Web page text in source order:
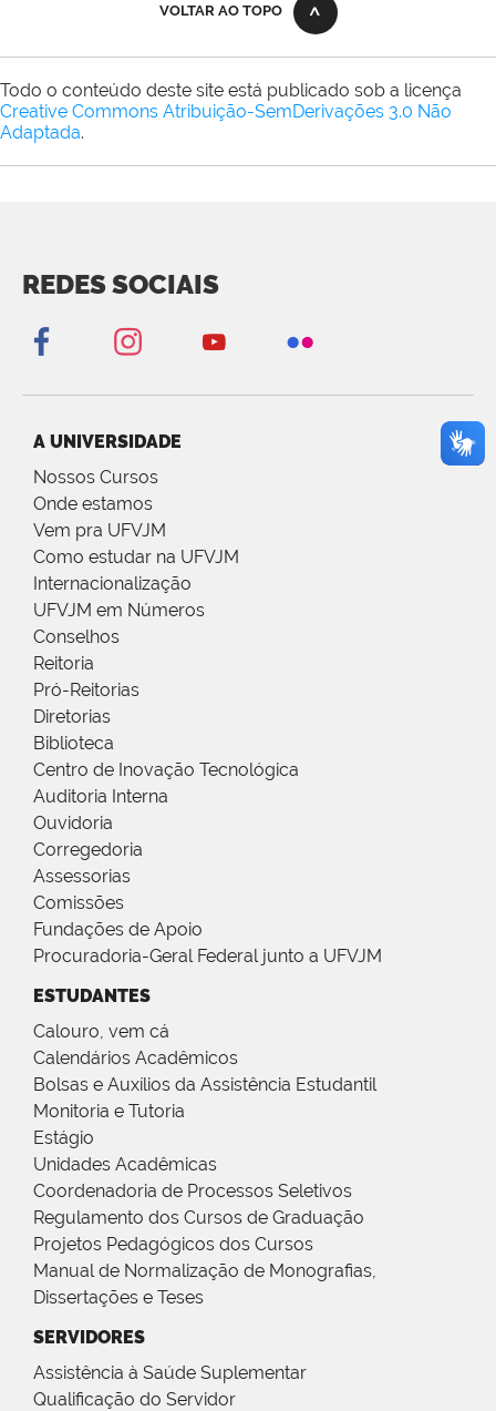
VOLTAR AO TOPO
Todo o conteúdo deste site está publicado sob a licença
Creative Commons Atribuição-SemDerivações 3.0 Não
Adaptada.
REDES SOCIAIS
A UNIVERSIDADE
Nossos Cursos
Onde estamos
Vem pra UFVJM
Como estudar na UFVJM
Internacionalização
UFVJM em Números
Conselhos
Reitoria
Pró-Reitorias
Diretorias
Biblioteca
Centro de Inovação Tecnológica
Auditoria Interna
Ouvidoria
Corregedoria
Assessorias
Comissões
Fundações de Apoio
Procuradoria-Geral Federal junto a UFVJM
ESTUDANTES
Calouro, vem cá
Calendários Acadêmicos
Bolsas e Auxílios da Assistência Estudantil
Monitoria e Tutoria
Estágio
Unidades Acadêmicas
Coordenadoria de Processos Seletivos
Regulamento dos Cursos de Graduação
Projetos Pedagógicos dos Cursos
Manual de Normalização de Monografias,
Dissertações e Teses
SERVIDORES
Assistência à Saúde Suplementar
Qualificação do Servidor